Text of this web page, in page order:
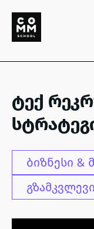
ტექ
ბიზნესი &
გზამკვლევი